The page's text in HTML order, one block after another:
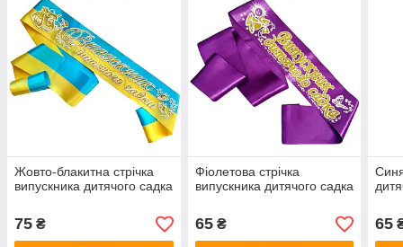
Жовто-блакитна стрічка
випускника дитячого садка
75 ₴
Фіолетова стрічка
випускника дитячого садка
65₴ 65